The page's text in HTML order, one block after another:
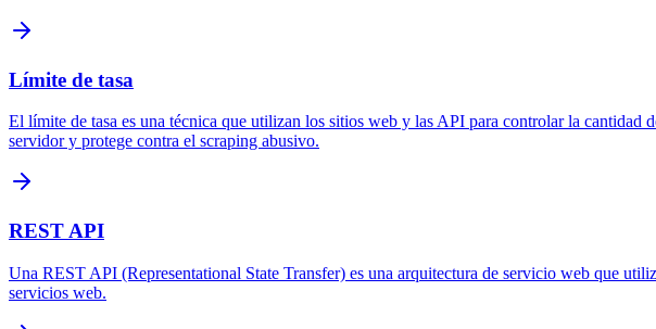
Límite de tasa
El límite de tasa es una técnica que utilizan los sitios web y las API para controlar la
servidor y protege contra el scraping abusivo.
REST API
Una REST API (Representational State Transfer) es una arquitectura de servicio web que
servicios web.